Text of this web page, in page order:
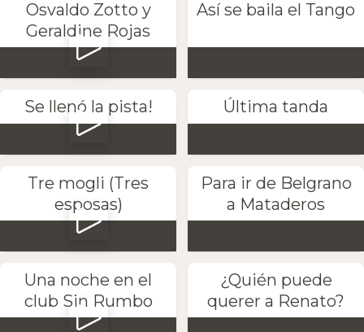
Osvaldo Zotto y
Geraldine Rojas
Así se baila el Tango
Se llenó la pista! Última tanda
Tre mogli (Tres
esposas)
Para ir de Belgrano
a Mataderos
Una noche en el
club Sin Rumbo
¿Quién puede
querer a Renato?